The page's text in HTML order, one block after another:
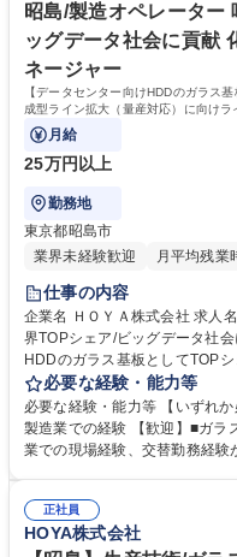
のある方■メガネレンズの基本知識をお持ちの
大学 高専 語学力：英語 資格：
昭島/製造オペレーター
ッグデータ社会に貢献
ネージャー
【データセンター向けHDDのガラス
成型ライン拡大（量産対応）に向けラ
月給
25万円以上
勤務地
東京都昭島市
業界未経験歓迎
月平均残業
仕事の内容
企業名 ＨＯＹＡ株式会社 求人名 昭島/製造オペレーター◆唯一の技術で世
界TOPシェア/ビッグデータ社会に貢献 仕事の内容 【データ
HDDのガラス基板としてTOP
イン拡大（量産対応）に向けライン
容】ガラス溶解炉・成型装置が
ラスの生産ラインは主に熔解、
ます。高温の溶融ガラスを取り
集職種 昭島/製造オペレーター
タ社会に貢献
必要な経験・能力等
必要な経験・能力等 【いずれ
製造業での経験 【歓迎】■ガラ
業での現場経験、交替勤務経験がある方 《魅力》弊社
格的な普及により今後増加し続
後も大きな成長を見込んでいま
正社員
HOYA株式会社